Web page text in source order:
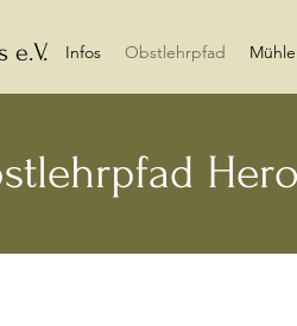
Infos Obstlehrpfad
e.V.